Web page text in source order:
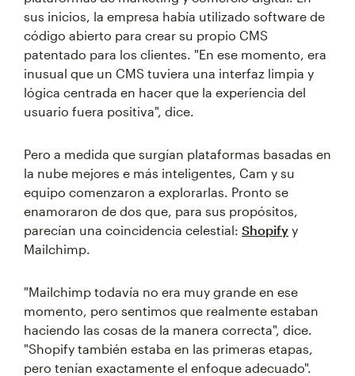
sus inicios, la empresa había utilizado software de
código abierto para crear su propio CMS
patentado para los clientes. "En ese momento, era
inusual que un CMS tuviera una interfaz limpia y
lógica centrada en hacer que la experiencia del
usuario fuera positiva", dice.
Pero a medida que surgían plataformas basadas en
la nube mejores e más inteligentes, Cam y su
equipo comenzaron a explorarlas. Pronto se
enamoraron de dos que, para sus propósitos,
parecían una coincidencia celestial: Shopify y
Mailchimp.
"Mailchimp todavía no era muy grande en ese
momento, pero sentimos que realmente estaban
haciendo las cosas de la manera correcta", dice.
"Shopify también estaba en las primeras etapas,
pero tenían exactamente el enfoque adecuado".